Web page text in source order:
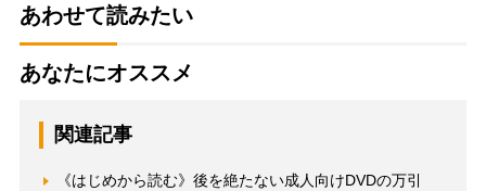
あわせて読みたい
あなたにオススメ
関連記事
《はじめから読む》後を絶たない成人向けDVDの万引